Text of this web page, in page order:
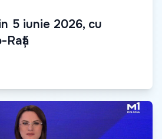
5 iunie 2026, cu
Rață